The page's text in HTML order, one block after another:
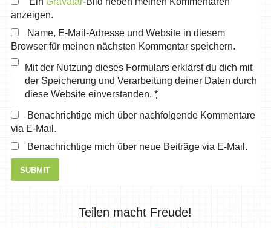
anzeigen.
Name, E-Mail-Adresse und Website in diesem
Browser für meinen nächsten Kommentar speichern.
Mit der Nutzung dieses Formulars erklärst du dich mit
der Speicherung und Verarbeitung deiner Daten durch
diese Website einverstanden. *
Benachrichtige mich über nachfolgende Kommentare
via E-Mail.
Benachrichtige mich über neue Beiträge via E-Mail.
Teilen macht Freude!